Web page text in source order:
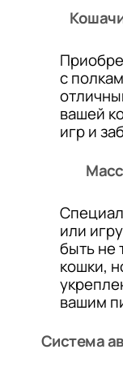
с
вашей
игр и
или
быть не
кошки,
вашим
Система